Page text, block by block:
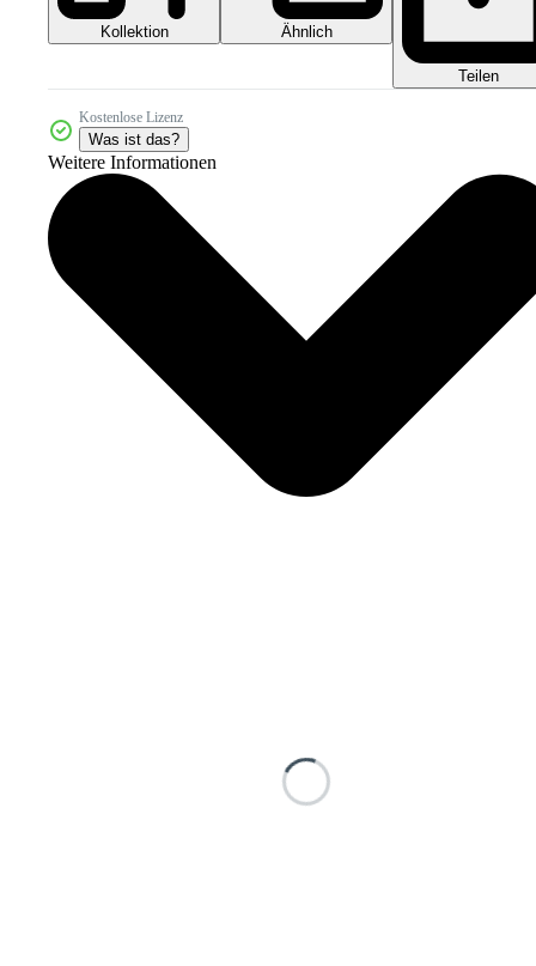
Kollektion Ähnlich
Teilen
Kostenlose Lizenz
Was ist das?
Weitere Informationen